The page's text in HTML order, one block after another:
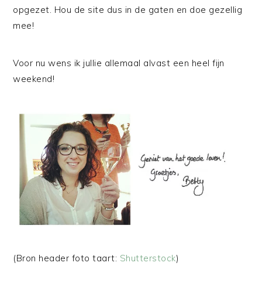
opgezet. Hou de site dus in de gaten en doe gezellig
mee!
Voor nu wens ik jullie allemaal alvast een heel fijn
weekend!
(Bron header foto taart: Shutterstock)